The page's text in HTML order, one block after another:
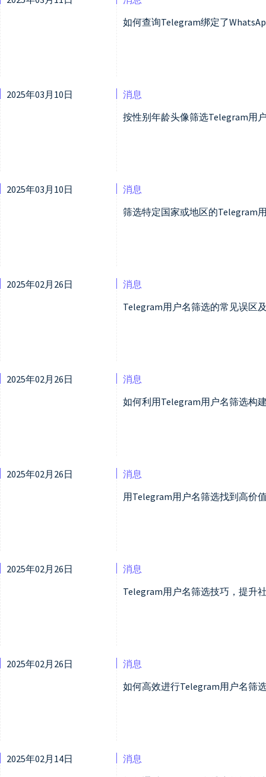
如何查询Telegram绑定了
2025年03月10日
消息
按性别年龄头像筛选Telegram用
2025年03月10日
消息
筛选特定国家或地区的Telegram
2025年02月26日
消息
Telegram用户名筛选的常见误区
2025年02月26日
消息
如何利用Telegram用户名筛选构
2025年02月26日
消息
用Telegram用户名筛选找到高价
2025年02月26日
消息
Telegram用户名筛选技巧，提升
2025年02月26日
消息
如何高效进行Telegram用户名筛
2025年02月14日
消息